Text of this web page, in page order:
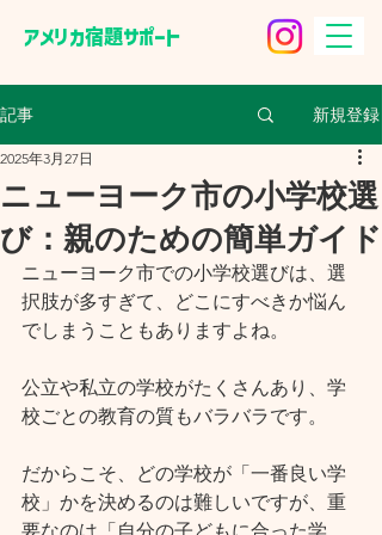
​アメリカ宿題サポート
記事 新規登録
ニューヨーク市の小学校選
び：親のための簡単ガイド
2025年3月27日
ニューヨーク市での小学校選びは、選
択肢が多すぎて、どこにすべきか悩ん
でしまうこともありますよね。
公立や私立の学校がたくさんあり、学
校ごとの教育の質もバラバラです。
だからこそ、どの学校が「一番良い学
校」かを決めるのは難しいですが、重